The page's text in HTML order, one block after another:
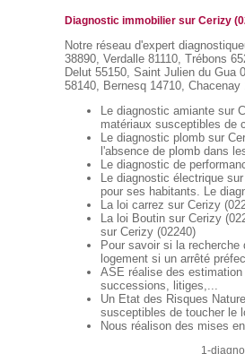
Diagnostic immobilier sur Cerizy
Notre réseau d'expert
38890, Verdalle 81110, Trébons
Delut 55150, Saint Julien du Gua
58140, Bernesq 14710,
Le diagnostic amiante sur
matériaux susceptibles de
Le diagnostic plomb sur
l'absence de plomb dans
Le diagnostic de
Le diagnostic électrique
pour ses habitants. Le
La loi carrez sur Cerizy
La loi Boutin sur Cerizy
sur Cerizy (02240)
Pour savoir si la
logement si un arrêté
ASE réalise des
successions, litiges,...
Un Etat des Risques
susceptibles de toucher le
Nous réalison des mises
1-